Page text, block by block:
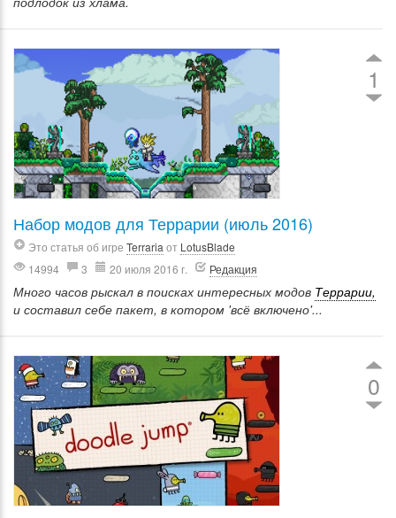
1
Набор модов для Террарии (июль 2016)
Это статья об игре Terraria от LotusBlade
14994
3 20 июля 2016 г. Редакция
Много часов рыскал в поисках интересных модов Террарии,
и составил себе пакет, в котором 'всё включено'...
0